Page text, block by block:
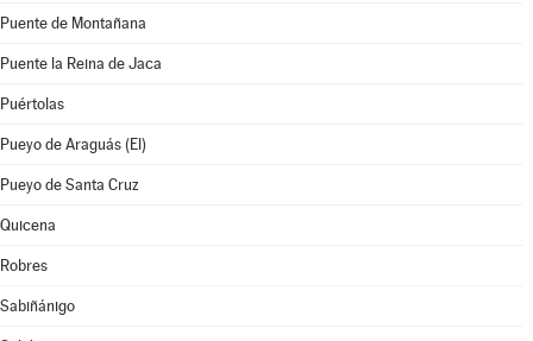
Puente de Montañana
Puente la Reina de Jaca
Puértolas
Pueyo de Araguás (El)
Pueyo de Santa Cruz
Quicena
Robres
Sabiñánigo